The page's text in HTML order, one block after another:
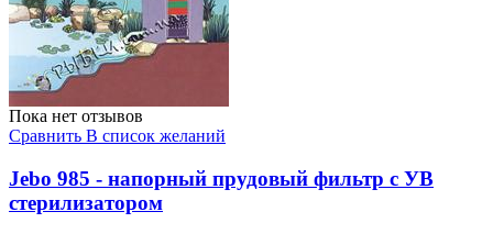
Пока нет отзывов
Сравнить В список желаний
Jebo 985 - напорный прудовый фильтр с УВ
стерилизатором